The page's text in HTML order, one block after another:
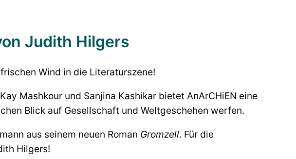
Judith Hilgers
Wind in die Literaturszene!
Mashkour und Sanjina Kashikar bietet AnArCHiEN eine
Blick auf Gesellschaft und Weltgeschehen werfen.
aus seinem neuen Roman Gromzell. Für die
Hilgers!